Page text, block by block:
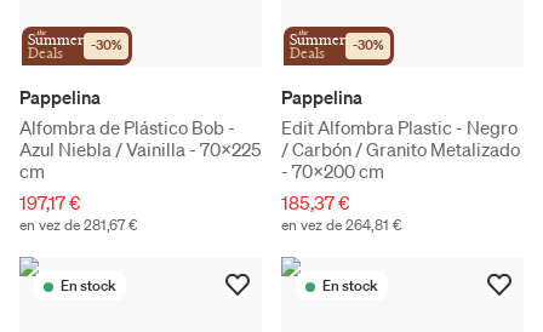
the
Summer
Deals -30%
Pappelina
Alfombra de Plástico Bob -
Azul Niebla / Vainilla - 70x225
cm
197,17 €
en vez de 281,67 €
the
Summer
Deals -30%
Pappelina
Edit Alfombra Plastic - Negro
/ Carbón / Granito Metalizado
- 70x200 cm
185,37 €
en vez de 264,81 €
En stock En stock